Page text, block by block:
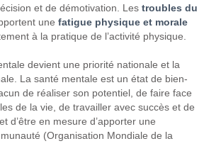
et de démotivation. Lestroubles du
unefatigue physique et morale
à la pratique de l’activité physique.
devient une priorité nationale et la
La santé mentale est un état de bien-
de réaliser son potentiel, de faire face
de la vie, de travailler avec succès et de
d’être en mesure d’apporter une
(Organisation Mondiale de la